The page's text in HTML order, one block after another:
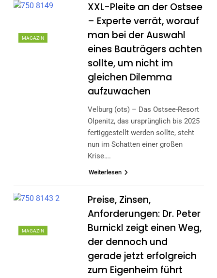
MAGAZIN
XXL-Pleite an der Ostsee
– Experte verrät, worauf
man bei der Auswahl
eines Bauträgers achten
sollte, um nicht im
gleichen Dilemma
aufzuwachen
Velburg (ots) – Das Ostsee-Resort
Olpenitz, das ursprünglich bis 2025
fertiggestellt werden sollte, steht
nun im Schatten einer großen
Krise….
Weiterlesen
MAGAZIN
Preise, Zinsen,
Anforderungen: Dr. Peter
Burnickl zeigt einen Weg,
der dennoch und
gerade jetzt erfolgreich
zum Eigenheim führt